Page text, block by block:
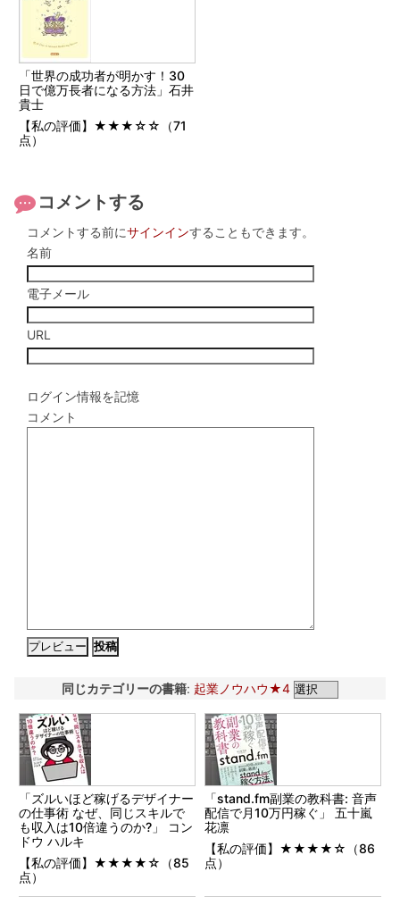
「世界の成功者が明かす！30
日で億万長者になる方法」石井
貴士
【私の評価】★★★☆☆（71
点）
コメントする
コメントする前にサインインすることもできます。
名前
電子メール
URL
ログイン情報を記憶
コメント
同じカテゴリーの書籍: 起業ノウハウ★4
「ズルいほど稼げるデザイナー
の仕事術 なぜ、同じスキルで
も収入は10倍違うのか?」 コン
ドウ ハルキ
【私の評価】★★★★☆（85
点）
「stand.fm副業の教科書: 音声
配信で月10万円稼ぐ」 五十嵐
花凛
【私の評価】★★★★☆（86
点）